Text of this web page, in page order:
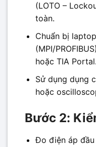
(LOTO –
toàn.
Chuẩn bị
(MPI/
hoặc TIA Portal.
Sử dụng dụng
hoặc
Bước 2:
Đo điện áp đầu